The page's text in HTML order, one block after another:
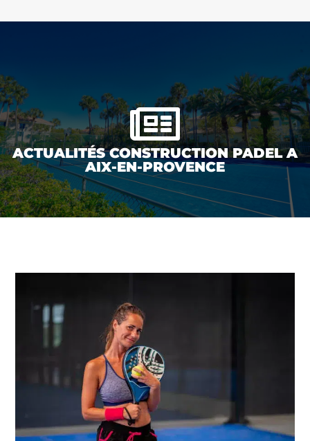

ACTUALITÉS CONSTRUCTION PADEL A
AIX-EN-PROVENCE